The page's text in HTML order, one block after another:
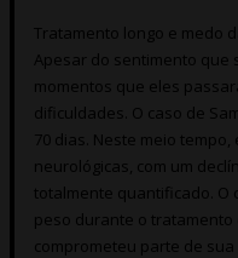
Tratamento longo e medo
Apesar do sentimento que
momentos que eles
dificuldades. O caso de
70 dias. Neste meio
neurológicas, com um
totalmente quantificado. O
peso durante o
comprometeu parte de sua